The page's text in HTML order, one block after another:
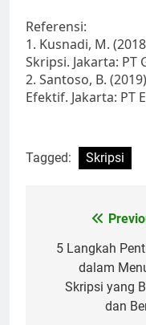
Referensi:
1. Kusnadi, M.
Skripsi. Jakarta: PT
2. Santoso, B.
Efektif. Jakarta: PT
Tagged: Skripsi
navigation
5 Langkah
dalam
Skripsi yang
dan